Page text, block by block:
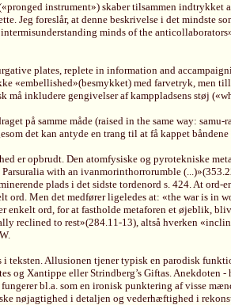
instrument») skaber tilsammen indtrykket
foreslår, at denne beskrivelse i det mindste
minds of the
plates, replete in information and
«embellished»(besmykket) med farvetryk, men
inkludere gengivelser af kamppladsens støj
på samme måde (raised in the same way:
det kan antyde en trang til at få kappet
er opbrudt. Den atomfysiske og pyrotekniske
with an ivanmorinthorrorumble
plads i det sidste tordenord s. 424. At
Men det medfører ligeledes at: «the war is in
ord, for at fastholde metaforen et øjeblik,
reclined to rest»(284.11-13), altså hverken
Allusionen tjener typisk en parodisk
Xantippe eller Strindberg’s Giftas. Anekdoten
bl.a. som en ironisk punktering af visse
nøjagtighed i detaljen og vederhæftighed i